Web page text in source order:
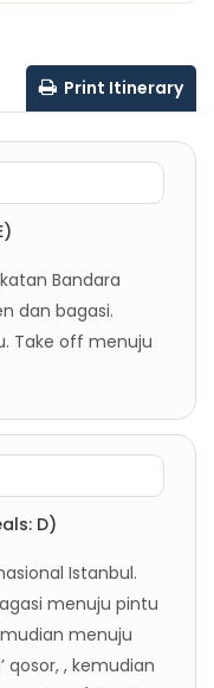
Print Itinerary
Bandara
dan bagasi.
Take off menuju
D)
Istanbul.
menuju pintu
menuju
qosor, , kemudian